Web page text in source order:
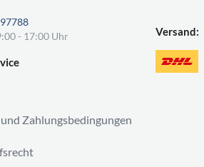
- 17:00 Uhr
Zahlungsbedingungen
Versand: